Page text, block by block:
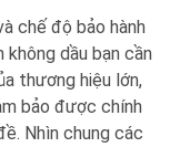
chế độ bảo hành
không dầu bạn cần
thương hiệu lớn,
bảo được chính
Nhìn chung các